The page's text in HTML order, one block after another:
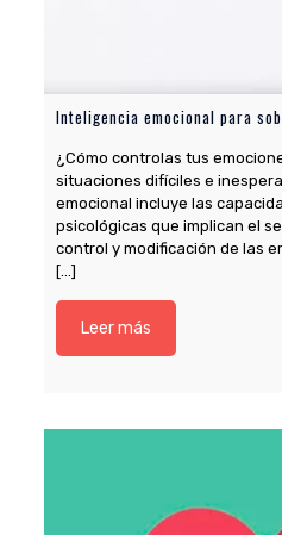
Inteligencia emocional para
¿Cómo controlas tus
situaciones difíciles e
emocional incluye las
psicológicas que implican el
control y modificación de las
[…]
Leer más